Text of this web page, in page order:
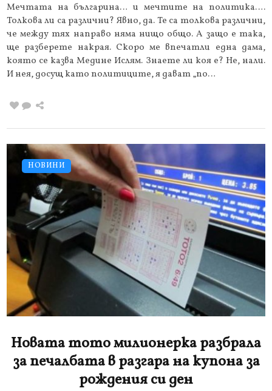
Мечтата на българина… и мечтите на политика….
Толкова ли са различни? Явно, да. Те са толкова различни,
че между тях направо няма нищо общо. А защо е така,
ще разберете накрая. Скоро ме впечатли една дама,
която се казва Медине Ислям. Знаете ли коя е? Не, нали.
И нея, досущ като политиците, я дават „по…
НОВИНИ
Новата тото милионерка разбрала
за печалбата в разгара на купона за
рождения си ден